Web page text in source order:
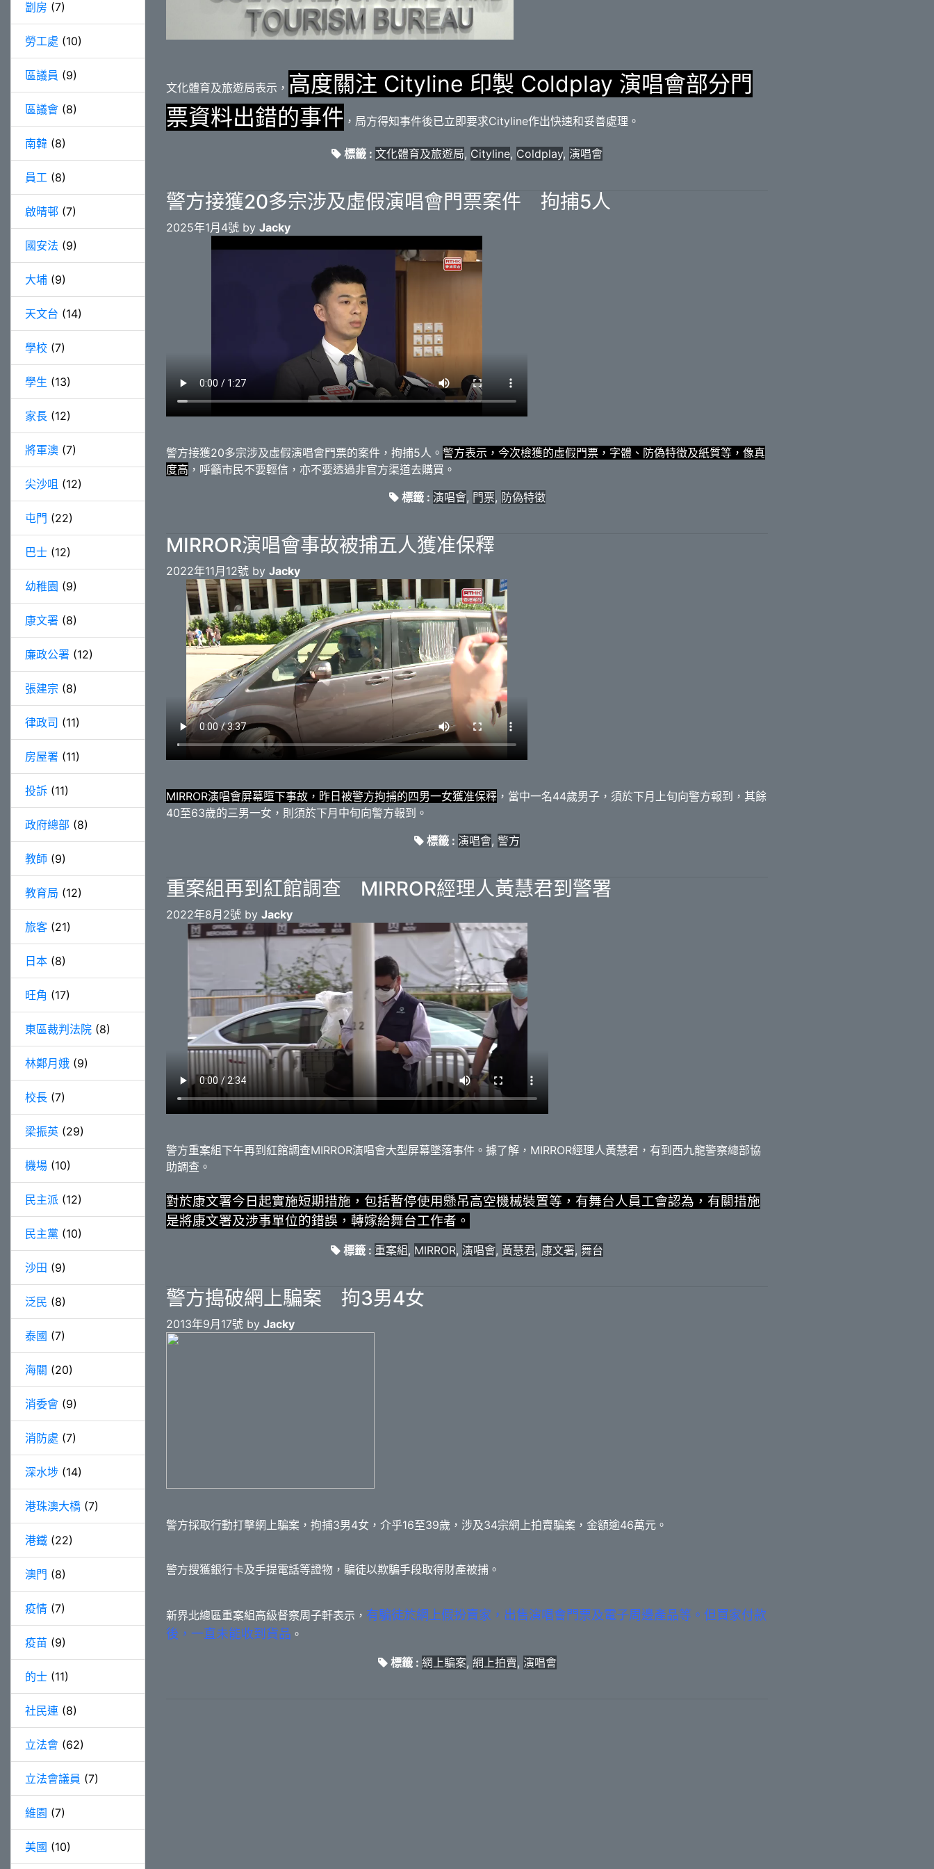
劏房 (7)
勞工處 (10)
區議員 (9)
區議會 (8)
南韓 (8)
員工 (8)
啟晴邨 (7)
國安法 (9)
大埔 (9)
天文台 (14)
學校 (7)
學生 (13)
家長 (12)
將軍澳 (7)
尖沙咀 (12)
屯門 (22)
巴士 (12)
幼稚園 (9)
康文署 (8)
廉政公署 (12)
張建宗 (8)
律政司 (11)
房屋署 (11)
投訴 (11)
政府總部 (8)
教師 (9)
教育局 (12)
旅客 (21)
日本 (8)
旺角 (17)
東區裁判法院 (8)
林鄭月娥 (9)
校長 (7)
梁振英 (29)
機場 (10)
民主派 (12)
民主黨 (10)
沙田 (9)
泛民 (8)
泰國 (7)
海關 (20)
消委會 (9)
消防處 (7)
深水埗 (14)
港珠澳大橋 (7)
港鐵 (22)
澳門 (8)
疫情 (7)
疫苗 (9)
的士 (11)
社民連 (8)
立法會 (62)
立法會議員 (7)
維園 (7)
美國 (10)
文化體育及旅遊局表示， 高度關注 Cityline 印製 Coldplay 演唱會部分門
票資料出錯的事件 ，局方得知事件後已立即要求Cityline作出快速和妥善處理。
標籤 : 文化體育及旅遊局, Cityline, Coldplay, 演唱會
警方接獲20多宗涉及虛假演唱會門票案件 拘捕5人
2025年1月4號 by Jacky
警方接獲20多宗涉及虛假演唱會門票的案件，拘捕5人。 警方表示，今次檢獲的虛假門票，字體、防偽特徵及紙質等，像真
度高 ，呼籲市民不要輕信，亦不要透過非官方渠道去購買。
標籤 : 演唱會, 門票, 防偽特徵
MIRROR演唱會事故被捕五人獲准保釋
2022年11月12號 by Jacky
MIRROR演唱會屏幕墮下事故，昨日被警方拘捕的四男一女獲准保釋 ，當中一名44歲男子，須於下月上旬向警方報到，其餘
40至63歲的三男一女，則須於下月中旬向警方報到。
標籤 : 演唱會, 警方
重案組再到紅館調查 MIRROR經理人黃慧君到警署
2022年8月2號 by Jacky
警方重案組下午再到紅館調查MIRROR演唱會大型屏幕墜落事件。據了解，MIRROR經理人黃慧君，有到西九龍警察總部協
助調查。
對於康文署今日起實施短期措施，包括暫停使用懸吊高空機械裝置等，有舞台人員工會認為，有關措施
是將康文署及涉事單位的錯誤，轉嫁給舞台工作者。
標籤 : 重案組, MIRROR, 演唱會, 黃慧君, 康文署, 舞台
警方搗破網上騙案 拘3男4女
2013年9月17號 by Jacky
警方採取行動打擊網上騙案，拘捕3男4女，介乎16至39歲，涉及34宗網上拍賣騙案，金額逾46萬元。
警方搜獲銀行卡及手提電話等證物，騙徒以欺騙手段取得財產被捕。
新界北總區重案組高級督察周子軒表示， 有騙徒於網上假扮賣家，出售演唱會門票及電子周邊產品等。但買家付款
後，一直未能收到貨品 。
標籤 : 網上騙案, 網上拍賣, 演唱會